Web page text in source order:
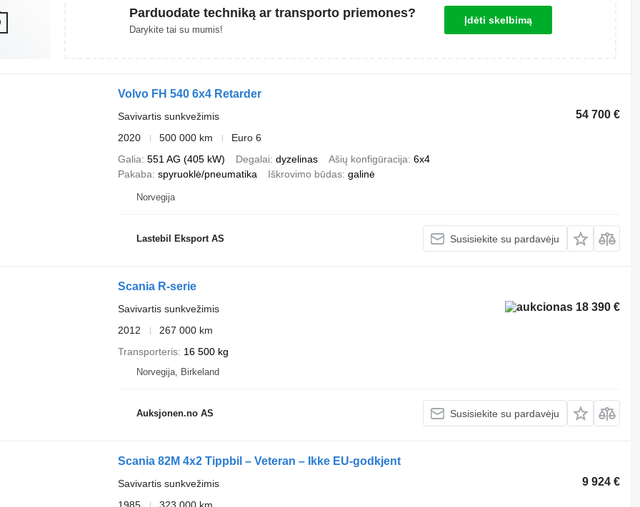
Parduodate techniką ar transporto priemones?
Darykite tai su mumis!
Įdėti skelbimą
Volvo FH 540 6x4 Retarder
54 700 €
Savivartis sunkvežimis
2020
500 000 km
Euro 6
Galia 551 AG (405 kW) Degalai dyzelinas Ašių konfigūracija 6x4
Pakaba spyruoklė/pneumatika Iškrovimo būdas galinė
Norvegija
Lastebil Eksport AS Susisiekite su pardavėju
Scania R-serie
18 390 €
Savivartis sunkvežimis
2012
267 000 km
Transporteris 16 500 kg
Norvegija, Birkeland
Auksjonen.no AS Susisiekite su pardavėju
Scania 82M 4x2 Tippbil – Veteran – Ikke EU-godkjent
9 924 €
Savivartis sunkvežimis